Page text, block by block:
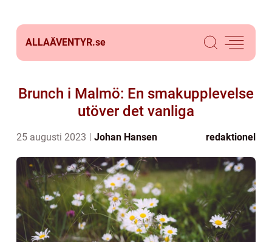
ALLAÄVENTYR.se
Brunch i Malmö: En smakupplevelse
utöver det vanliga
25 augusti 2023 Johan Hansen redaktionel